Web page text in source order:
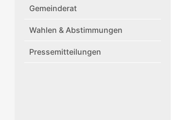
Gemeinderat
Wahlen & Abstimmungen
Pressemitteilungen